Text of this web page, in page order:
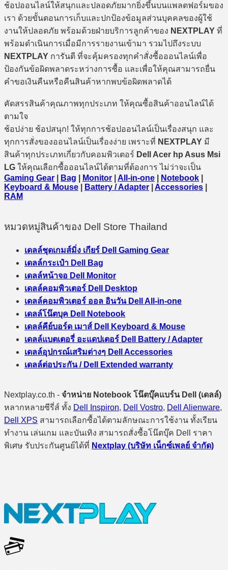
ช้อปออนไลน์ให้สนุกและปลอดภัยมากยิ่งขึ้นบนแพลตฟอร์มของ
เรา ด้วยขั้นตอนการเก็บและปกป้องข้อมูลส่วนบุคคลของผู้ใช้
งานให้ปลอดภัย พร้อมด้วยฝ่ายบริการลูกค้าของ NEXTPLAY ที่
พร้อมดำเนินการเมื่อมีการรายงานเข้ามา รวมไปถึงระบบ
NEXTPLAY การันตี ที่จะคุ้มครองทุกคำสั่งซื้อออนไลน์เพื่อ
ป้องกันข้อผิดพลาดระหว่างการซื้อ และเพื่อให้คุณสามารถยื่น
คำขอเงินคืนหรือคืนสินค้าหากพบข้อผิดพลาดได้
คัดสรรสินค้าคุณภาพทุกประเภท ให้คุณซื้อสินค้าออนไลน์ได้
ตามใจ
ช้อปง่าย ช้อปสนุก! ให้ทุกการช้อปออนไลน์เป็นเรื่องสนุก และ
ทุกการสั่งของออนไลน์เป็นเรื่องง่าย เพราะที่ NEXTPLAY มี
สินค้าทุกประเภทเกี่ยวกับคอมพิวเตอร์ Dell Acer hp Asus Msi
LG ให้คุณเลือกซื้อออนไลน์ได้ตามที่ต้องการ ไม่ว่าจะเป็น
Gaming Gear
Bag Monitor All-in-one Notebook
Keyboard & Mouse
Battery / Adapter Accessories
RAM
หมวดหมู่สินค้าของ Dell Store Thailand
เดลล์ชุดเกมส์มิ่ง เกียร์ Dell Gaming Gear
เดลล์กระเป๋า Dell Bag
เดลล์หน้าจอ Dell Monitor
เดลล์คอมพิวเตอร์ Dell Desktop
เดลล์คอมพิวเตอร์ ออล อินวัน Dell All-in-one
เดลล์โน๊ตบุค Dell Notebook
เดลล์คีย์บอร์ด เมาส์ Dell Keyboard & Mouse
เดลล์แบตเตอรี่ อะแดปเตอร์ Dell Battery / Adapter
เดลล์อุปกรณ์เสริมต่างๆ Dell Accessories
เดลล์ต่อประกัน / Dell Extended warranty
Nextplay.co.th - จำหน่าย Notebook โน๊ตบุ๊คแบร์น Dell (เดลล์)
หลากหลายซีรี่ส์ ทั้ง Dell Inspiron, Dell Vostro, Dell Alienware,
Dell XPS สามารถเลือกซื้อได้ตามลักษณะการใช้งาน ทั้งเรียน
ทำงาน เล่นเกม และบันเทิง สามารถสั่งซื้อโน๊ตบุ๊ค Dell ราคา
พิเศษ รับประกันศูนย์ได้ที่ Nextplay (บริษัท เน็กซ์เพลย์ จำกัด)